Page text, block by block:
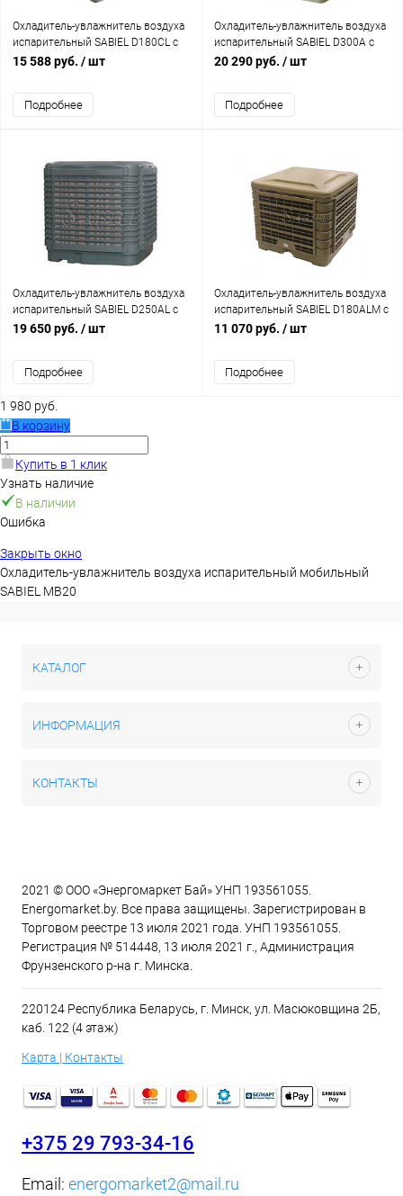
Охладитель-увлажнитель воздуха
испарительный SABIEL D180CL с
нижней подачей (увлажнение 300-
15 588 руб. / шт
Подробнее
Охладитель-увлажнитель воздуха
испарительный SABIEL D300A с
нижней подачей (увлажнение 500-
20 290 руб. / шт
Подробнее
Охладитель-увлажнитель воздуха
испарительный SABIEL D250АL с
нижней подачей (увлажнение 400-
19 650 руб. / шт
Подробнее
Охладитель-увлажнитель воздуха
испарительный SABIEL D180ALM с
нижней подачей, LED пультом,
(увлажнение 300-500 м²,
охлаждение 150 м²)
11 070 руб. / шт
Подробнее
1 980 руб.
В корзину
Купить в 1 клик
Узнать наличие
В наличии
Ошибка
Закрыть окно
Охладитель-увлажнитель воздуха испарительный мобильный
SABIEL MB20
КАТАЛОГ
ИНФОРМАЦИЯ
КОНТАКТЫ
2021 © ООО «Энергомаркет Бай» УНП 193561055.
Energomarket.by. Все права защищены. Зарегистрирован в
Торговом реестре 13 июля 2021 года. УНП 193561055.
Регистрация № 514448, 13 июля 2021 г., Администрация
Фрунзенского р-на г. Минска.
220124 Республика Беларусь, г. Минск, ул. Масюковщина 2Б,
каб. 122 (4 этаж)
Карта | Контакты
+375 29 793-34-16
Email: energomarket2@mail.ru